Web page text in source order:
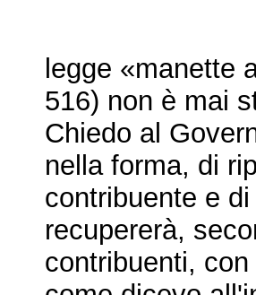
legge «manette
516) non è mai
Chiedo al
nella forma, di
contribuente e
recupererà,
contribuenti,